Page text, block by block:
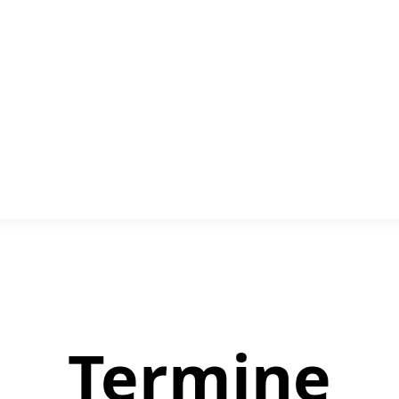
Termine